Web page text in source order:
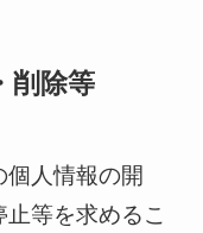
削除等
人情報の開
等を求めるこ